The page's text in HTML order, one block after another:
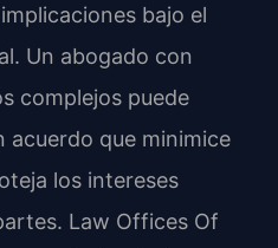
bajo el
Un abogado con
complejos puede
acuerdo que minimice
los intereses
Law Offices Of